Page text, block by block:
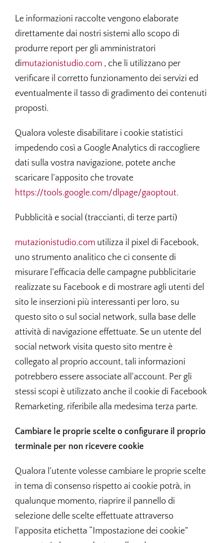
Le informazioni raccolte vengono elaborate
direttamente dai nostri sistemi allo scopo di
produrre report per gli amministratori
dimutazionistudio.com , che li utilizzano per
verificare il corretto funzionamento dei servizi ed
eventualmente il tasso di gradimento dei contenuti
proposti.
Qualora voleste disabilitare i cookie statistici
impedendo così a Google Analytics di raccogliere
dati sulla vostra navigazione, potete anche
scaricare l’apposito che trovate
https://tools.google.com/dlpage/gaoptout.
Pubblicità e social (traccianti, di terze parti)
mutazionistudio.com utilizza il pixel di Facebook,
uno strumento analitico che ci consente di
misurare l’efficacia delle campagne pubblicitarie
realizzate su Facebook e di mostrare agli utenti del
sito le inserzioni più interessanti per loro, su
questo sito o sul social network, sulla base delle
attività di navigazione effettuate. Se un utente del
social network visita questo sito mentre è
collegato al proprio account, tali informazioni
potrebbero essere associate all’account. Per gli
stessi scopi è utilizzato anche il cookie di Facebook
Remarketing, riferibile alla medesima terza parte.
Cambiare le proprie scelte o configurare il proprio
terminale per non ricevere cookie
Qualora l’utente volesse cambiare le proprie scelte
in tema di consenso rispetto ai cookie potrà, in
qualunque momento, riaprire il pannello di
selezione delle scelte effettuate attraverso
l’apposita etichetta “Impostazione dei cookie”